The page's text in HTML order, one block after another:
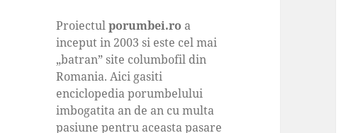
Proiectulporumbei.ro a
inceput in 2003 si este cel mai
„batran” site columbofil din
Romania. Aici gasiti
enciclopedia porumbelului
imbogatita an de an cu multa
pasiune pentru aceasta pasare